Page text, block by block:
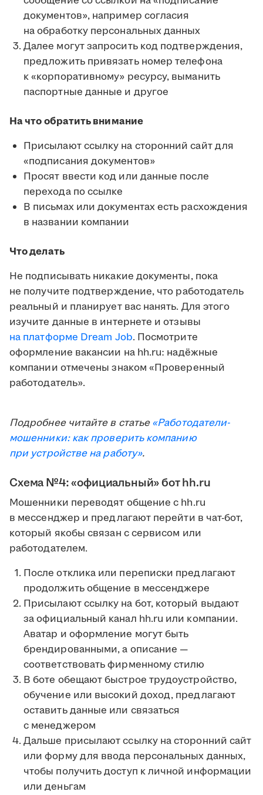
документов», например согласия
на обработку персональных данных
Далее могут запросить код подтверждения,
предложить привязать номер телефона
к «корпоративному» ресурсу, выманить
паспортные данные и другое
На что обратить внимание
Присылают ссылку на сторонний сайт для
«подписания документов»
Просят ввести код или данные после
перехода по ссылке
В письмах или документах есть расхождения
в названии компании
Что делать
Не подписывать никакие документы, пока
не получите подтверждение, что работодатель
реальный и планирует вас нанять. Для этого
изучите данные в интернете и отзывы
на платформе Dream Job. Посмотрите
оформление вакансии на hh.ru: надёжные
компании отмечены знаком «Проверенный
работодатель».
Подробнее читайте в статье«Работодатели-
мошенники: как проверить компанию
при устройстве на работу».
Схема №4: «официальный» бот hh.ru
Мошенники переводят общение с hh.ru
в мессенджер и предлагают перейти в чат-бот,
который якобы связан с сервисом или
работодателем.
После отклика или переписки предлагают
продолжить общение в мессенджере
Присылают ссылку на бот, который выдают
за официальный канал hh.ru или компании.
Аватар и оформление могут быть
брендированными, а описание —
соответствовать фирменному стилю
В боте обещают быстрое трудоустройство,
обучение или высокий доход, предлагают
оставить данные или связаться
с менеджером
Дальше присылают ссылку на сторонний сайт
или форму для ввода персональных данных,
чтобы получить доступ к личной информации
или деньгам